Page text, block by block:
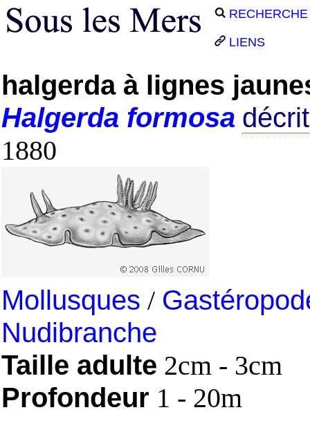
RECHERCHE
LIENS
halgerda à lignes
Halgerda formosa décrit
1880
Mollusques /
Nudibranche
Taille adulte 2cm - 3cm
Profondeur 1 - 20m